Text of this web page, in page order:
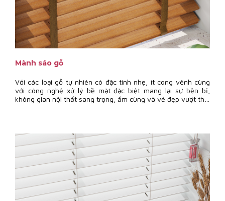
Mành sáo gỗ
Với các loại gỗ tự nhiên có đặc tính nhẹ, ít cong vênh cùng
với công nghệ xử lý bề mặt đặc biệt mang lại sự bền bỉ,
không gian nội thất sang trọng, ấm cùng và vẻ đẹp vượt thời